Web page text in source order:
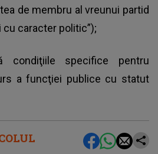
de membru al vreunui partid
caracter politic”);
condiţiile specifice pentru
a funcţiei publice cu statut